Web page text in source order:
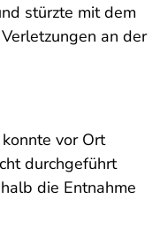
stürzte mit dem
an der
vor Ort
durchgeführt
die Entnahme